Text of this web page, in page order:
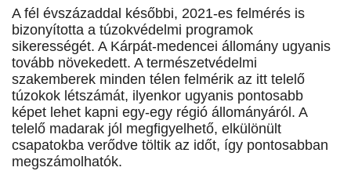
A fél évszázaddal későbbi, 2021-es felmérés is
bizonyította a túzokvédelmi programok
sikerességét. A Kárpát-medencei állomány ugyanis
tovább növekedett. A természetvédelmi
szakemberek minden télen felmérik az itt telelő
túzokok létszámát, ilyenkor ugyanis pontosabb
képet lehet kapni egy-egy régió állományáról. A
telelő madarak jól megfigyelhető, elkülönült
csapatokba verődve töltik az időt, így pontosabban
megszámolhatók.